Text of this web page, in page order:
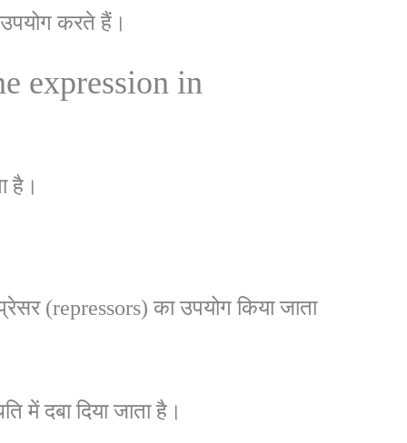
करते हैं।
expression in
है।
(repressors) का उपयोग किया जाता
दबा दिया जाता है।